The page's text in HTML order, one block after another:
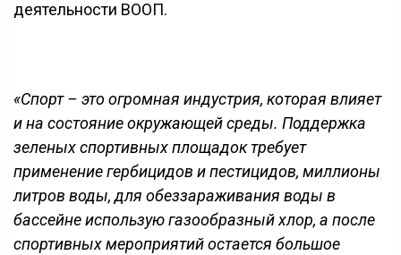
деятельности ВООП.
«Спорт – это огромная индустрия, которая влияет
и на состояние окружающей среды. Поддержка
зеленых спортивных площадок требует
применение гербицидов и пестицидов, миллионы
литров воды, для обеззараживания воды в
бассейне использую газообразный хлор, а после
спортивных мероприятий остается большое